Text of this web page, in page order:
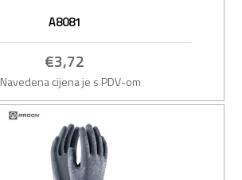
A8081
€3,72
cijena je s PDV-om